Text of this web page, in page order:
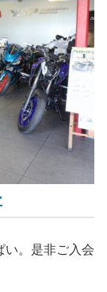
い。是非ご入会